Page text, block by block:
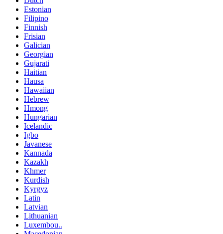
Estonian
Filipino
Finnish
Frisian
Galician
Georgian
Gujarati
Haitian
Hausa
Hawaiian
Hebrew
Hmong
Hungarian
Icelandic
Igbo
Javanese
Kannada
Kazakh
Khmer
Kurdish
Kyrgyz
Latin
Latvian
Lithuanian
Luxembou..